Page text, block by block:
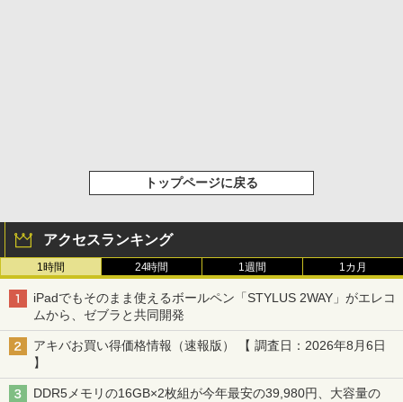
トップページに戻る
アクセスランキング
1時間 24時間 1週間 1カ月
iPadでもそのまま使えるボールペン「STYLUS 2WAY」がエレコ
ムから、ゼブラと共同開発
アキバお買い得価格情報（速報版） 【 調査日：2026年8月6日
】
DDR5メモリの16GB×2枚組が今年最安の39,980円、大容量の